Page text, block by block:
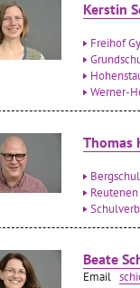
Kerstin
Freihof
Werner-
Thomas
Beate
Email